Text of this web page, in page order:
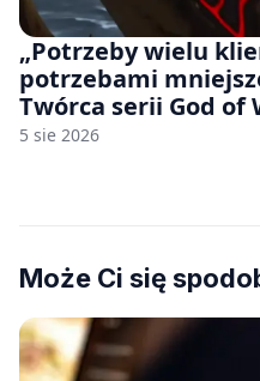
„Potrzeby wielu
potrzebami
Twórca serii God of
rozumie, dlaczego
5 sie 2026
Może Ci się